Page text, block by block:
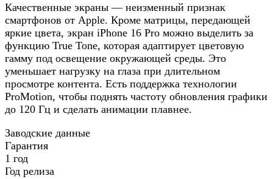
Качественные экраны — неизменный признак
смартфонов от Apple. Кроме матрицы, передающей
яркие цвета, экран iPhone 16 Pro можно выделить за
функцию True Tone, которая адаптирует цветовую
гамму под освещение окружающей среды. Это
уменьшает нагрузку на глаза при длительном
просмотре контента. Есть поддержка технологии
ProMotion, чтобы поднять частоту обновления графики
до 120 Гц и сделать анимации плавнее.
Заводские данные
Гарантия
1 год
Год релиза